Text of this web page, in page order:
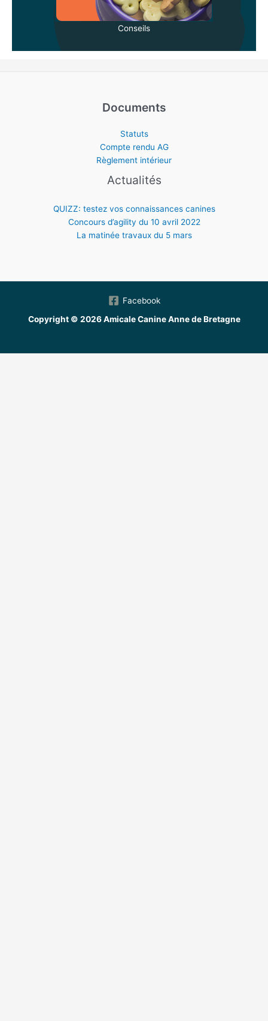
Conseils
Documents
Statuts
Compte rendu AG
Règlement intérieur
Actualités
QUIZZ: testez vos connaissances canines
Concours d’agility du 10 avril 2022
La matinée travaux du 5 mars
Facebook
Copyright © 2026 Amicale Canine Anne de Bretagne